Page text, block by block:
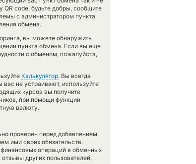
QR code, будьте добры, сообщите
с администратором пункта
обмена.
вы можете обнаружить
пункта обмена. Если вы еще
с обменом, пожалуйста,
Калькулятор. Вы всегда
вас не устраивают, используйте
курсов вы получите
при помощи функции
валюту.
проверен перед добавлением,
ими своих обязательств.
операций в обменных
других пользователей,